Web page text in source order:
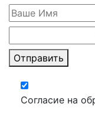
Отправить
Согласие на